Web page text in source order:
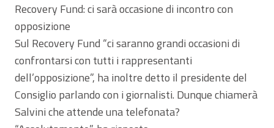
Recovery Fund: ci sarà occasione di incontro con
opposizione
Sul Recovery Fund “ci saranno grandi occasioni di
confrontarsi con tutti i rappresentanti
dell’opposizione”, ha inoltre detto il presidente del
Consiglio parlando con i giornalisti. Dunque chiamerà
Salvini che attende una telefonata?